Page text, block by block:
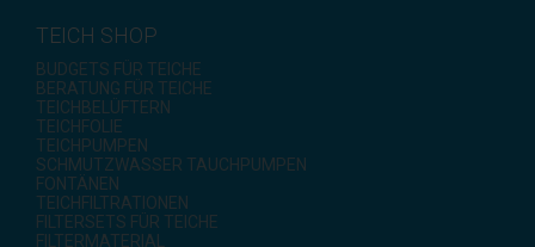
TEICH SHOP
BUDGETS FÜR TEICHE
BERATUNG FÜR TEICHE
TEICHBELÜFTERN
TEICHFOLIE
TEICHPUMPEN
SCHMUTZWASSER TAUCHPUMPEN
FONTÄNEN
TEICHFILTRATIONEN
FILTERSETS FÜR TEICHE
FILTERMATERIAL